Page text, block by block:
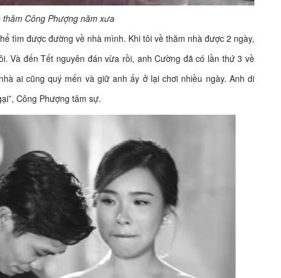
Công Phượng năm xưa
tìm được đường về nhà mình. Khi tôi về thăm nhà được 2 ngày,
Và đến Tết nguyên đán vừa rồi, anh Cường đã có lần thứ 3 về
ai cũng quý mến và giữ anh ấy ở lại chơi nhiều ngày. Anh di
Công Phượng tâm sự.